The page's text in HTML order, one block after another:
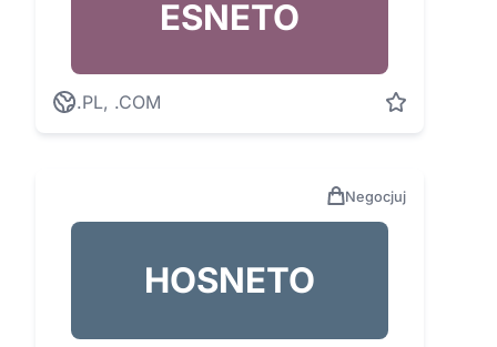
ESNETO
.PL, .COM
Negocjuj
HOSNETO